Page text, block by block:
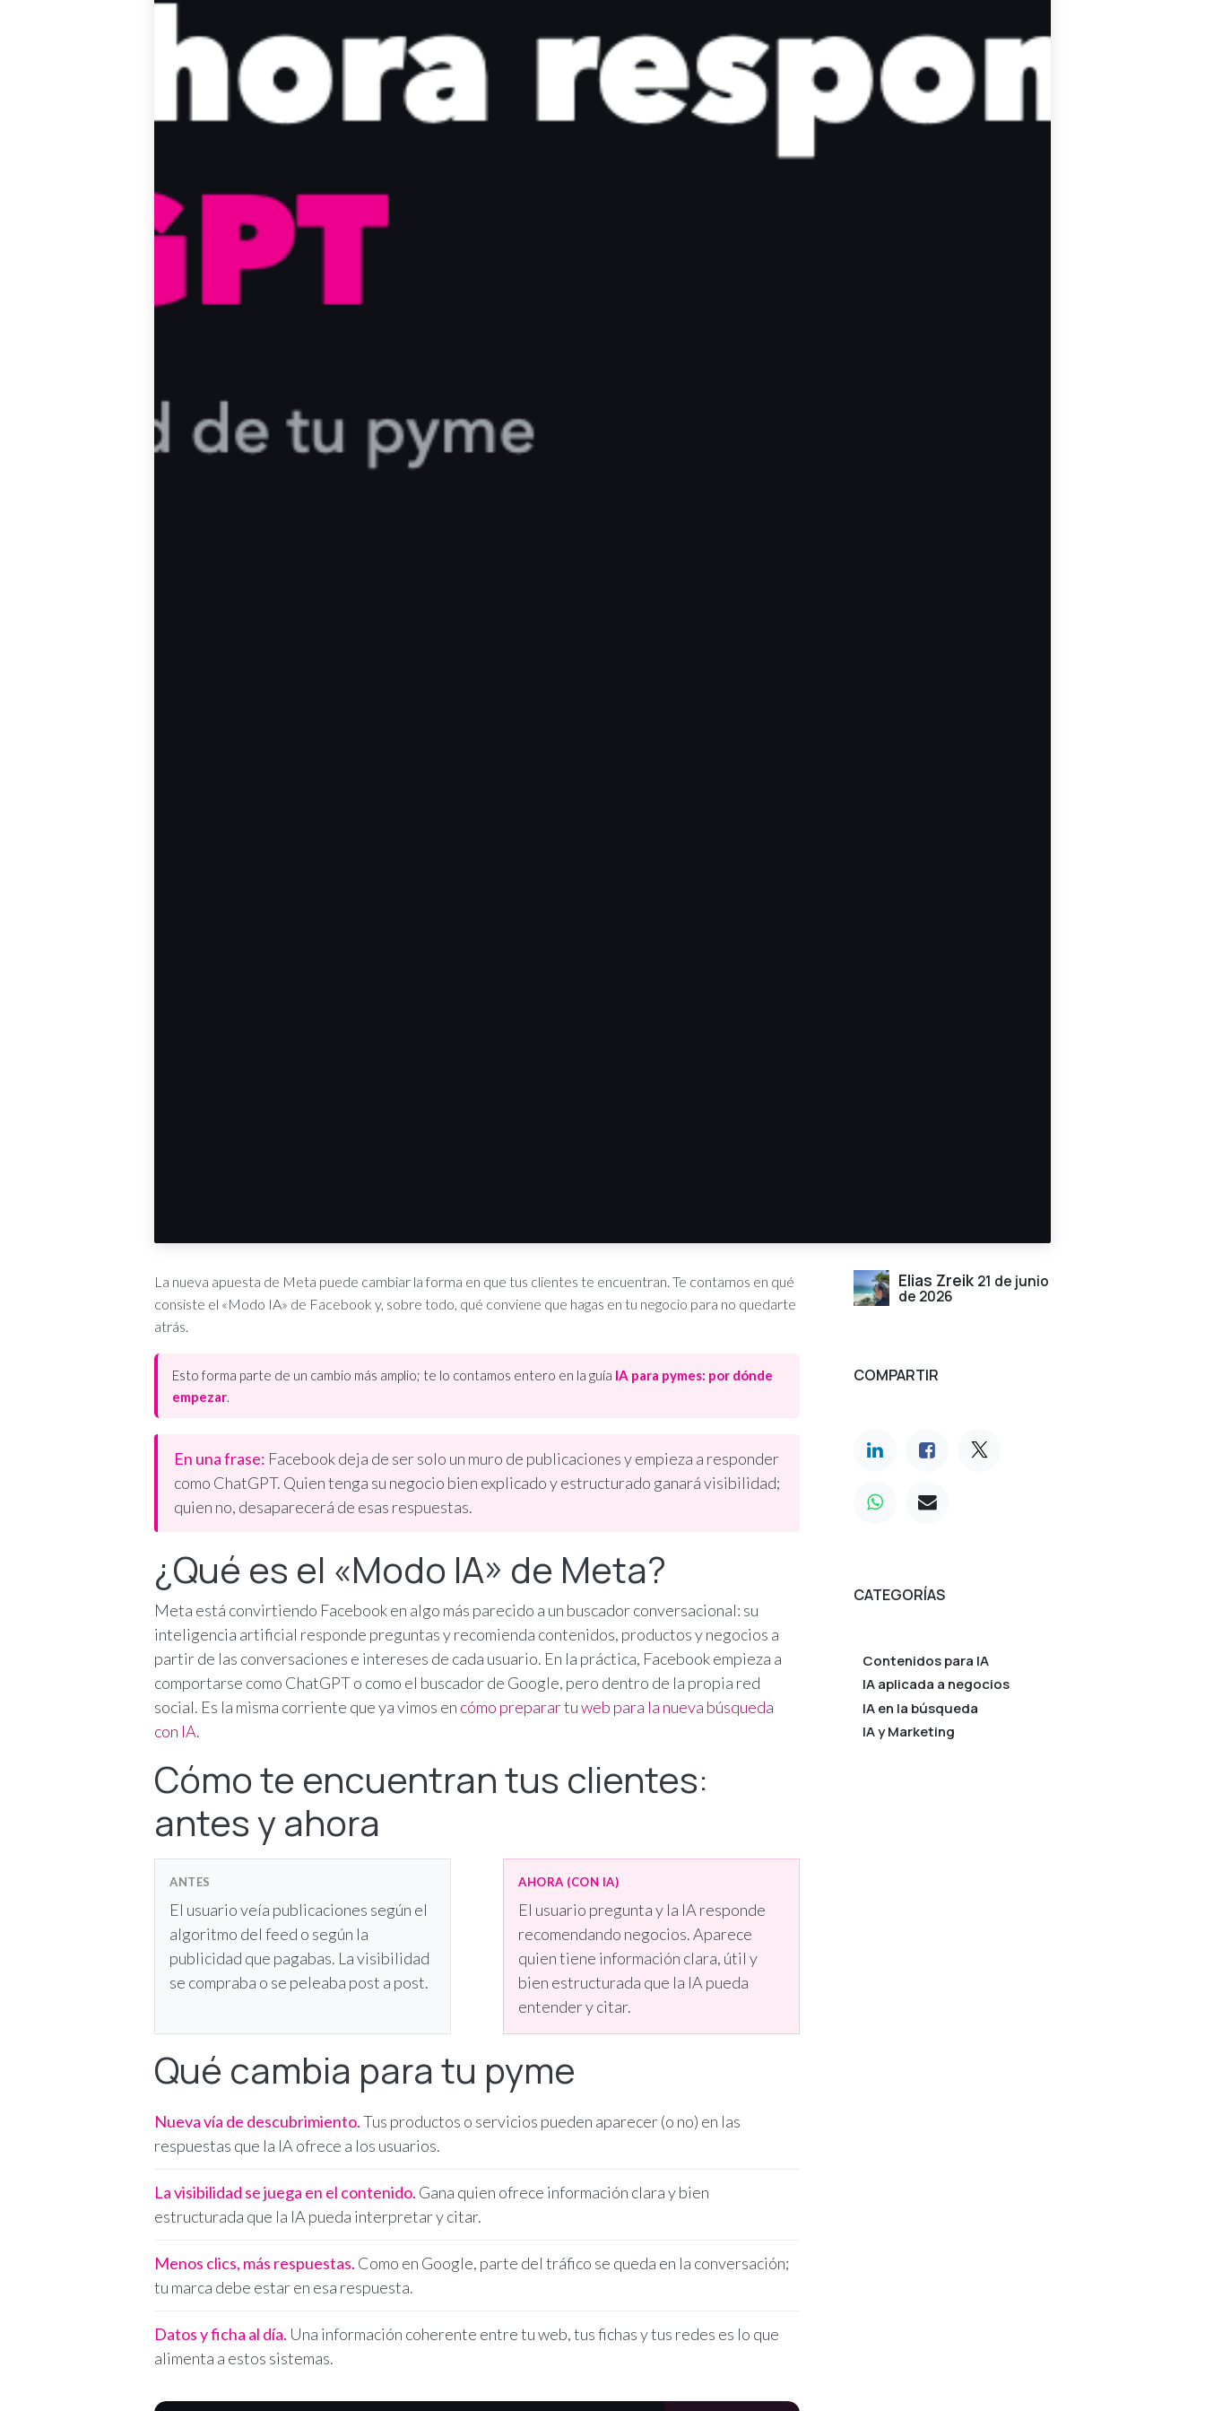
La nueva apuesta de Meta puede cambiar la forma en que tus clientes te encuentran. Te contamos en qué
consiste el «Modo IA» de Facebook y, sobre todo, qué conviene que hagas en tu negocio para no quedarte
atrás.
Esto forma parte de un cambio más amplio; te lo contamos entero en la guía IA para pymes: por dónde
empezar.
En una frase: Facebook deja de ser solo un muro de publicaciones y empieza a responder
como ChatGPT. Quien tenga su negocio bien explicado y estructurado ganará visibilidad;
quien no, desaparecerá de esas respuestas.
¿Qué es el «Modo IA» de Meta?
Meta está convirtiendo Facebook en algo más parecido a un buscador conversacional: su
inteligencia artificial responde preguntas y recomienda contenidos, productos y negocios a
partir de las conversaciones e intereses de cada usuario. En la práctica, Facebook empieza a
comportarse como ChatGPT o como el buscador de Google, pero dentro de la propia red
social. Es la misma corriente que ya vimos en cómo preparar tu web para la nueva búsqueda
con IA.
Cómo te encuentran tus clientes:
antes y ahora
ANTES
El usuario veía publicaciones según el
algoritmo del feed o según la
publicidad que pagabas. La visibilidad
se compraba o se peleaba post a post.
AHORA (CON IA)
El usuario pregunta y la IA responde
recomendando negocios. Aparece
quien tiene información clara, útil y
bien estructurada que la IA pueda
entender y citar.
Qué cambia para tu pyme
Nueva vía de descubrimiento.Tus productos o servicios pueden aparecer (o no) en las
respuestas que la IA ofrece a los usuarios.
La visibilidad se juega en el contenido. Gana quien ofrece información clara y bien
estructurada que la IA pueda interpretar y citar.
Menos clics, más respuestas. Como en Google, parte del tráfico se queda en la conversación;
tu marca debe estar en esa respuesta.
Datos y ficha al día. Una información coherente entre tu web, tus fichas y tus redes es lo que
alimenta a estos sistemas.
Elias Zreik 21 de junio
de 2026
COMPARTIR
CATEGORÍAS
Contenidos para IA
IA aplicada a negocios
IA en la búsqueda
IA y Marketing